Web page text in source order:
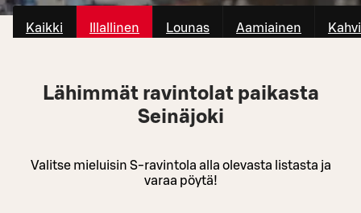
Kaikki Illallinen Lounas Aamiainen
Lähimmät ravintolat paikasta
Seinäjoki
Valitse mieluisin S-ravintola alla olevasta listasta ja
varaa pöytä!